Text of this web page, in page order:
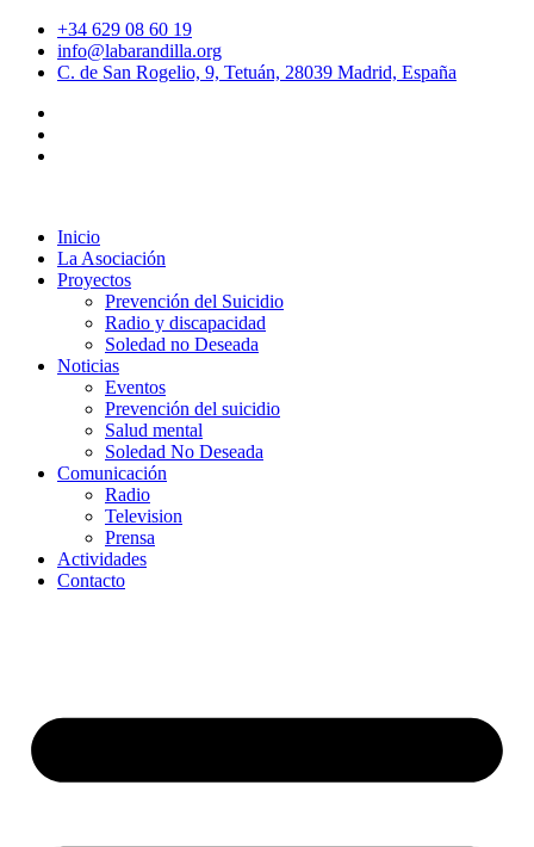
+34 629 08 60 19
info@labarandilla.org
C. de San Rogelio, 9, Tetuán, 28039 Madrid, España
Inicio
La Asociación
Proyectos
Prevención del Suicidio
Radio y discapacidad
Soledad no Deseada
Noticias
Eventos
Prevención del suicidio
Salud mental
Soledad No Deseada
Comunicación
Radio
Television
Prensa
Actividades
Contacto